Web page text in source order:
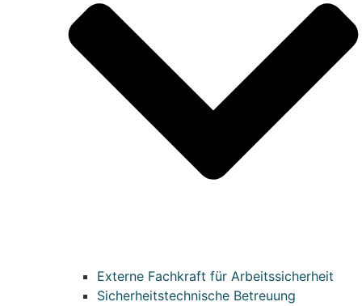
Externe Fachkraft für Arbeitssicherheit
Sicherheitstechnische Betreuung